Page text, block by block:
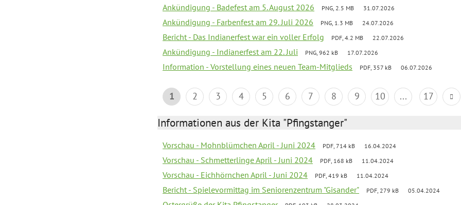
Ankündigung - Badefest am 5. August 2026 PNG, 2.5 MB 31.07.2026
Ankündigung - Farbenfest am 29. Juli 2026 PNG, 1.3 MB 24.07.2026
Bericht - Das Indianerfest war ein voller Erfolg PDF, 4.2 MB 22.07.2026
Ankündigung - Indianerfest am 22. Juli PNG, 962 kB 17.07.2026
Information - Vorstellung eines neuen Team-Mitglieds PDF, 357 kB 06.07.2026
1 2 3 4 5 6 7 8 9 10 ... 17
Informationen aus der Kita "Pfingstanger"
Vorschau - Mohnblümchen April - Juni 2024 PDF, 714 kB 16.04.2024
Vorschau - Schmetterlinge April - Juni 2024 PDF, 168 kB 11.04.2024
Vorschau - Eichhörnchen April - Juni 2024 PDF, 419 kB 11.04.2024
Bericht - Spielevormittag im Seniorenzentrum "Gisander" PDF, 279 kB 05.04.2024